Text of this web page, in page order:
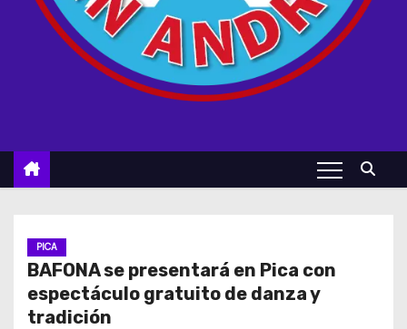
PICA
BAFONA se presentará en Pica con
espectáculo gratuito de danza y
tradición